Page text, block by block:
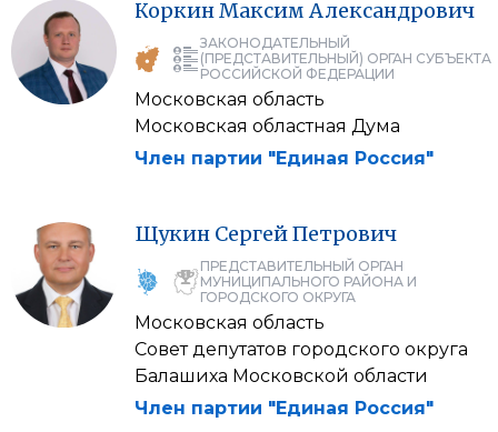
КоркинМаксим Александрович
ЗАКОНОДАТЕЛЬНЫЙ
(ПРЕДСТАВИТЕЛЬНЫЙ) ОРГАН СУБЪЕКТА
РОССИЙСКОЙ ФЕДЕРАЦИИ
Московская область
Московская областная Дума
Член партии "Единая Россия"
Щукин СергейПетрович
ПРЕДСТАВИТЕЛЬНЫЙ ОРГАН
МУНИЦИПАЛЬНОГО РАЙОНА И
ГОРОДСКОГО ОКРУГА
Московская область
Совет депутатов городского округа
Балашиха Московской области
Член партии "Единая Россия"